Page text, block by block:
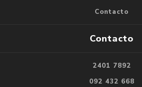
Contacto
Contacto
2401 7892
092 432 668